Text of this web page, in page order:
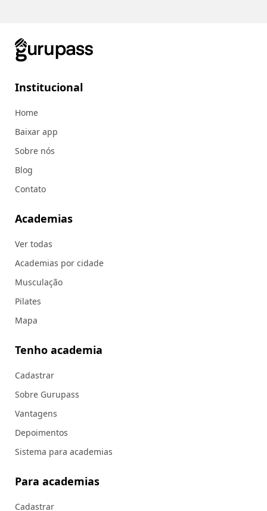
Institucional
Home
Baixar app
Sobre nós
Blog
Contato
Academias
Ver todas
Academias por cidade
Musculação
Pilates
Mapa
Tenho academia
Cadastrar
Sobre Gurupass
Vantagens
Depoimentos
Sistema para academias
Para academias
Cadastrar